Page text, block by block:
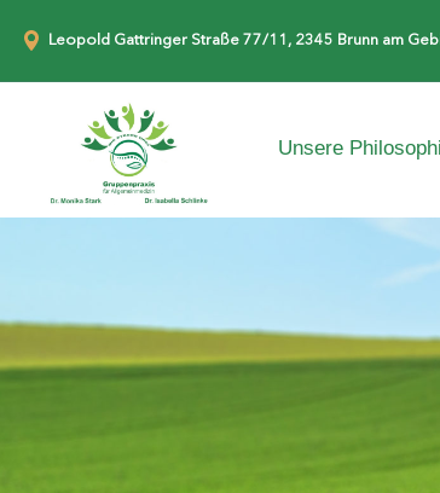
Leopold Gattringer Straße 77/11, 2345 Brunn am
Unsere